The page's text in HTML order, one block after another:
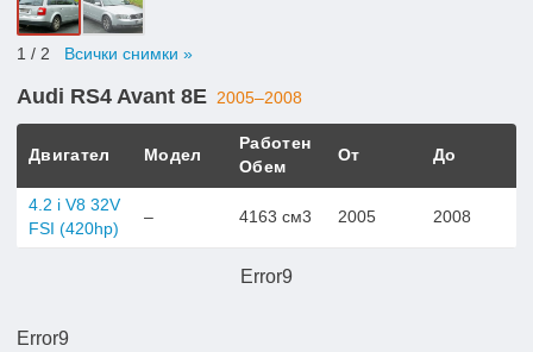
Error9
1 / 2 Всички снимки »
Audi RS4 Avant 8E 2005–2008
Двигател Модел
Работен
Обем
От До
4.2 i V8 32V
FSI (420hp)
– 4163 см3 2005 2008
Error9